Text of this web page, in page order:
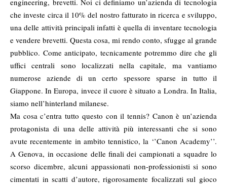
engineering, brevetti. Noi ci definiamo un’azienda di tecnologia
che investe circa il 10% del nostro fatturato in ricerca e sviluppo,
una delle attività principali infatti è quella di inventare tecnologia
e vendere brevetti. Questa cosa, mi rendo conto, sfugge al grande
pubblico. Come anticipato, tecnicamente potremmo dire che gli
uffici centrali sono localizzati nella capitale, ma vantiamo
numerose aziende di un certo spessore sparse in tutto il
Giappone. In Europa, invece il cuore è situato a Londra. In Italia,
siamo nell’hinterland milanese.
Ma cosa c’entra tutto questo con il tennis? Canon è un’azienda
protagonista di una delle attività più interessanti che si sono
avute recentemente in ambito tennistico, la ‘’Canon Academy’’.
A Genova, in occasione delle finali dei campionati a squadre lo
scorso dicembre, alcuni appassionati non-professionisti si sono
cimentati in scatti d’autore, rigorosamente focalizzati sul gioco